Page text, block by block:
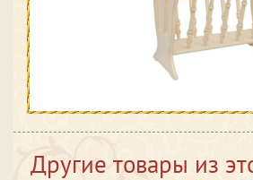
Другие товары из